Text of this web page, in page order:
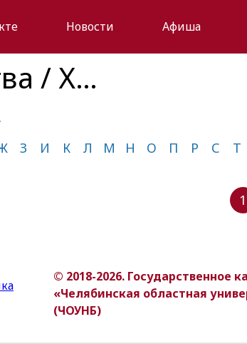
Новости Афиша
/ Х…
З И К Л М Н О П Р С Т
1
© 2018-2026. Государственное
«Челябинская областная
(ЧОУНБ)